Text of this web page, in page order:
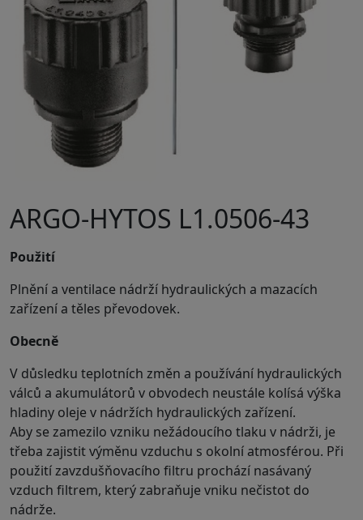
ARGO-HYTOS L1.0506-43
Použití
Plnění a ventilace nádrží hydraulických a mazacích
zařízení a těles převodovek.
Obecně
V důsledku teplotních změn a používání hydraulických
válců a akumulátorů v obvodech neustále kolísá výška
hladiny oleje v nádržích hydraulických zařízení.
Aby se zamezilo vzniku nežádoucího tlaku v nádrži, je
třeba zajistit výměnu vzduchu s okolní atmosférou. Při
použití zavzdušňovacího filtru prochází nasávaný
vzduch filtrem, který zabraňuje vniku nečistot do
nádrže.